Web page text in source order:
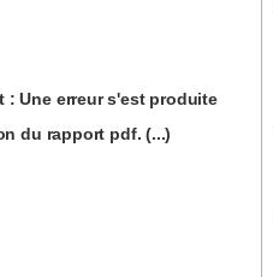
: Une erreur s'est produite
du rapport pdf. (...)